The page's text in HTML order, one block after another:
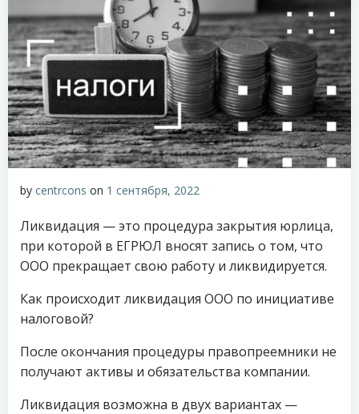
by centrcons on 1 сентября, 2022
Ликвидация — это процедура закрытия юрлица,
при которой в ЕГРЮЛ вносят запись о том, что
ООО прекращает свою работу и ликвидируется.
Как происходит ликвидация ООО по инициативе
налоговой?
После окончания процедуры правопреемники не
получают активы и обязательства компании.
Ликвидация возможна в двух вариантах —